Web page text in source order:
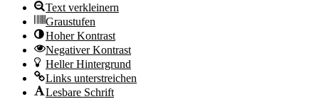
Text verkleinern
Graustufen
Hoher Kontrast
Negativer Kontrast
Heller Hintergrund
Links unterstreichen
Lesbare Schrift